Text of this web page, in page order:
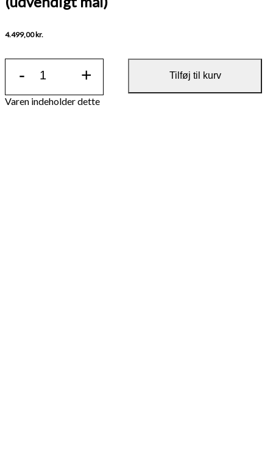
4.499,00kr.
-
Komposit
Sort
+ Tilføj til kurv